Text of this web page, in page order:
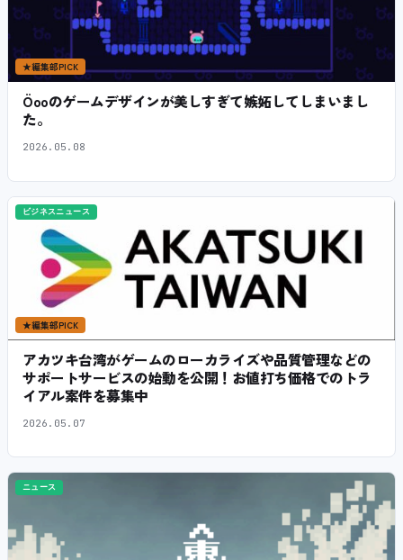
★編集部PICK
Öooのゲームデザインが美しすぎて嫉妬してしまいまし
た。
2026.05.08
ビジネスニュース
★編集部PICK
アカツキ台湾がゲームのローカライズや品質管理などの
サポートサービスの始動を公開！お値打ち価格でのトラ
イアル案件を募集中
2026.05.07
ニュース